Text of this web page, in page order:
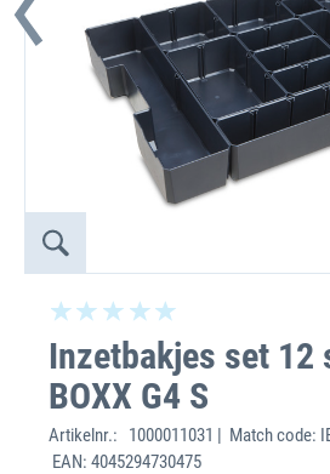
Inzetbakjes set 12
BOXX G4 S
Artikelnr.:
1000011031 | Match code:
EAN: 4045294730475